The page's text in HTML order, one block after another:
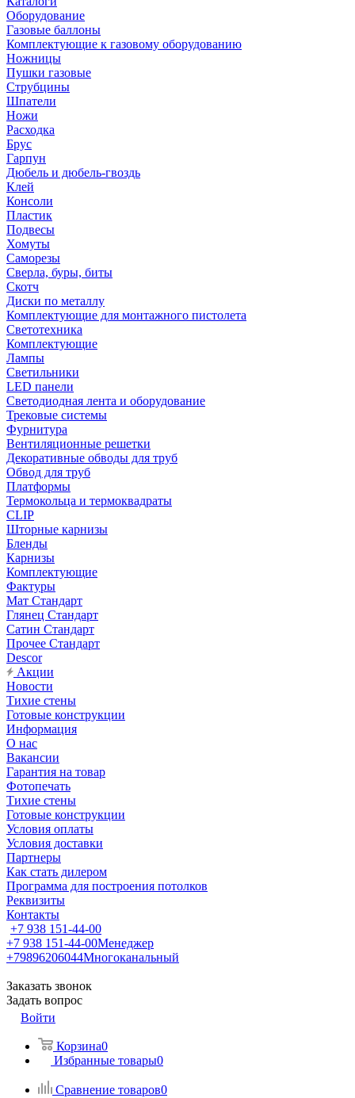
Оборудование
Газовые баллоны
Комплектующие к газовому оборудованию
Ножницы
Пушки газовые
Струбцины
Шпатели
Ножи
Расходка
Брус
Гарпун
Дюбель и дюбель-гвоздь
Клей
Консоли
Пластик
Подвесы
Хомуты
Саморезы
Сверла, буры, биты
Скотч
Диски по металлу
Комплектующие для монтажного пистолета
Светотехника
Комплектующие
Лампы
Светильники
LED панели
Светодиодная лента и оборудование
Трековые системы
Фурнитура
Вентиляционные решетки
Декоративные обводы для труб
Обвод для труб
Платформы
Термокольца и термоквадраты
CLIP
Шторные карнизы
Бленды
Карнизы
Комплектующие
Фактуры
Мат Стандарт
Глянец Стандарт
Сатин Стандарт
Прочее Стандарт
Descor
Акции
Новости
Тихие стены
Готовые конструкции
Информация
О нас
Вакансии
Гарантия на товар
Фотопечать
Тихие стены
Готовые конструкции
Условия оплаты
Условия доставки
Партнеры
Как стать дилером
Программа для построения потолков
Реквизиты
Контакты
+7 938 151-44-00
+7 938 151-44-00Менеджер
+79896206044Многоканальный
Заказать звонок
Задать вопрос
Войти
Корзина0
Избранные товары0
Сравнение товаров0